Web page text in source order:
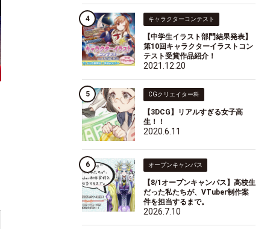
キャラクターコンテスト
【中学生イラスト部門結果発表】
第10回キャラクターイラストコン
テスト受賞作品紹介！
2021.12.20
CGクリエイター科
【3DCG】リアルすぎる女子高
生！！
2020.6.11
オープンキャンパス
【8/1オープンキャンパス】高校生
だった私たちが、VTuber制作案
件を担当するまで。
2026.7.10